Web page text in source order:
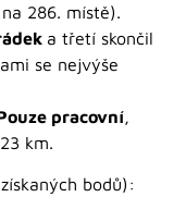
286. místě).
a třetí skončil
se nejvýše
pracovní,
km.
bodů):